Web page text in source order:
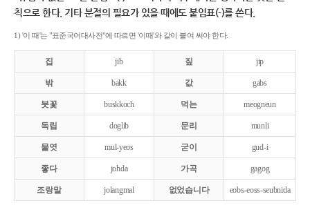
칙으로 한다. 기타 분절의 필요가 있을 때에도 붙임표(-)를 쓴다.
1) '이 때'는 "표준국어대사전"에 따르면 '이때'와 같이 붙여 써야 한다.
집 jib 짚 jip
밖 bakk 값 gabs
붓꽃 buskkoch 먹는 meogneun
독립 doglib 문리 munli
물엿 mul-yeos 굳이 gud-i
좋다 johda 가곡 gagog
조랑말 jolangmal 없었습니다 eobs-eoss-seubnida